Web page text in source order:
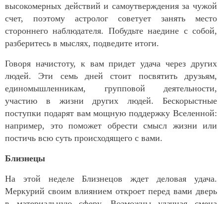
высокомерных действий и самоутверждения за чужой
счет, поэтому астролог советует занять место
стороннего наблюдателя. Побудьте наедине с собой,
разберитесь в мыслях, подведите итоги.
Говоря начистоту, к вам придет удача через других
людей. Эти семь дней стоит посвятить друзьям,
единомышленникам, групповой деятельности,
участию в жизни других людей. Бескорыстные
поступки подарят вам мощную поддержку Вселенной:
например, это поможет обрести смысл жизни или
постичь всю суть происходящего с вами.
Близнецы
На этой неделе Близнецов ждет деловая удача.
Меркурий своим влиянием откроет перед вами дверь